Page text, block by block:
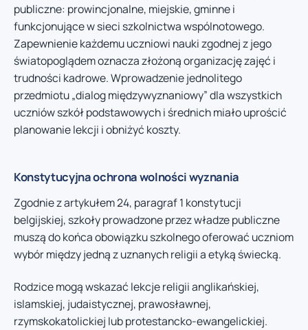
publiczne: prowincjonalne, miejskie, gminne i
funkcjonujące w sieci szkolnictwa wspólnotowego.
Zapewnienie każdemu uczniowi nauki zgodnej z jego
światopoglądem oznacza złożoną organizację zajęć i
trudności kadrowe. Wprowadzenie jednolitego
przedmiotu „dialog międzywyznaniowy” dla wszystkich
uczniów szkół podstawowych i średnich miało uprościć
planowanie lekcji i obniżyć koszty.
Konstytucyjna ochrona wolności wyznania
Zgodnie z artykułem 24, paragraf 1 konstytucji
belgijskiej, szkoły prowadzone przez władze publiczne
muszą do końca obowiązku szkolnego oferować uczniom
wybór między jedną z uznanych religii a etyką świecką.
Rodzice mogą wskazać lekcje religii anglikańskiej,
islamskiej, judaistycznej, prawosławnej,
rzymskokatolickiej lub protestancko-ewangelickiej.